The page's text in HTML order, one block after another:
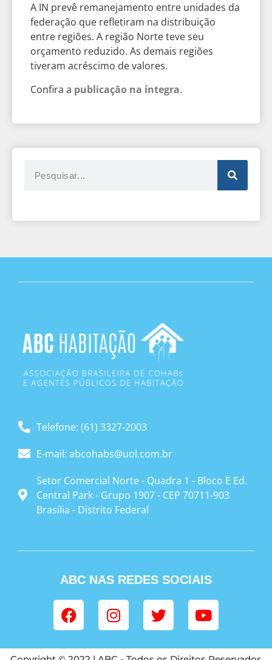
A IN prevê remanejamento entre unidades da
federação que refletiram na distribuição
entre regiões. A região Norte teve seu
orçamento reduzido. As demais regiões
tiveram acréscimo de valores.
Confira a publicação na íntegra.
Telefone: (61) 3327-2003
E-mail: abcohabs@uol.com.br
Setor Comercial Norte - Quadra 1 - Bloco E Ed.
Central Park - Grupo 1907 - CEP 70711-903
Brasilia - Distrito Federal
ABC NAS REDES SOCIAIS